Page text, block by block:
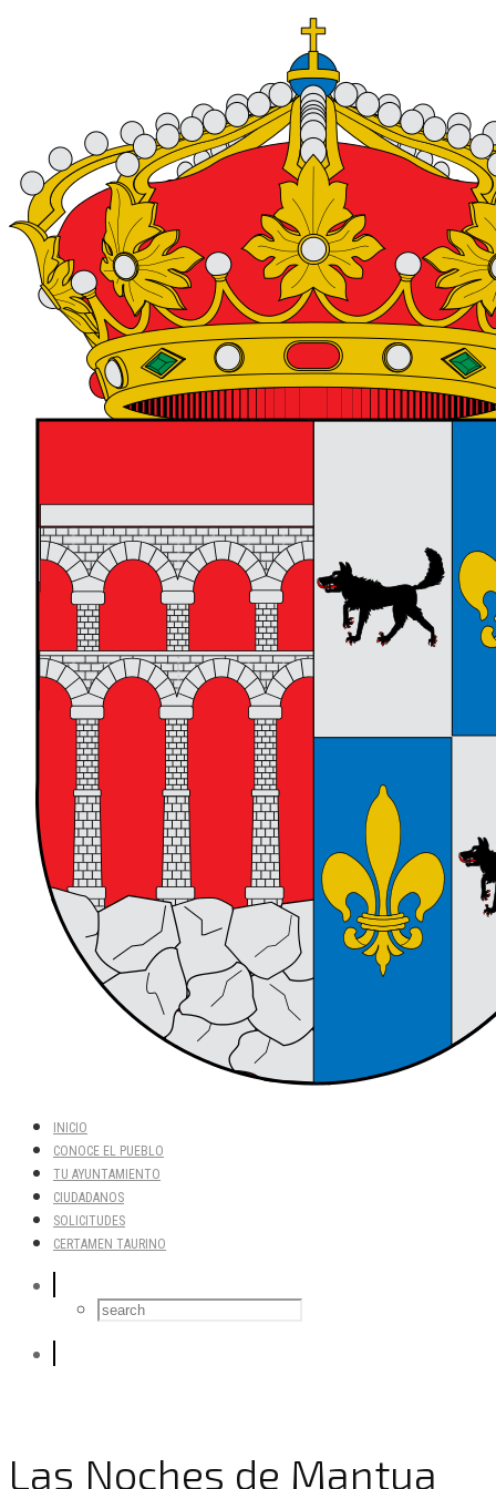
INICIO
CONOCE EL PUEBLO
TU AYUNTAMIENTO
CIUDADANOS
SOLICITUDES
CERTAMEN TAURINO
Las Noches de Mantua